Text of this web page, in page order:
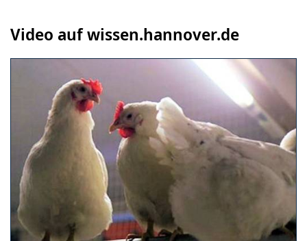
Video auf wissen.hannover.de